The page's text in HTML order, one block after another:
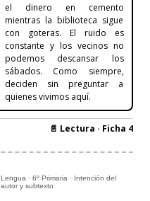
el dinero en cemento
mientras la biblioteca sigue
con goteras. El ruido es
constante y los vecinos no
podemos descansar los
sábados. Como siempre,
deciden sin preguntar a
quienes vivimos aquí.
📄 Lectura · Ficha 4
Lengua · 6º Primaria · Intención del
autor y subtexto